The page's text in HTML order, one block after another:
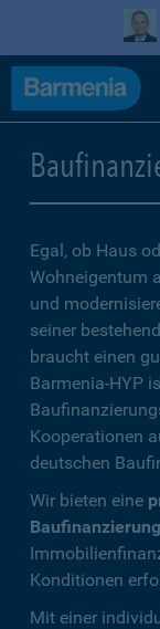
Egal, ob Haus
Wohneigentum
und
seiner
braucht einen
Barmenia-HYP
Kooperationen
deutschen
Wir bieten eine
Konditionen
Mit einer